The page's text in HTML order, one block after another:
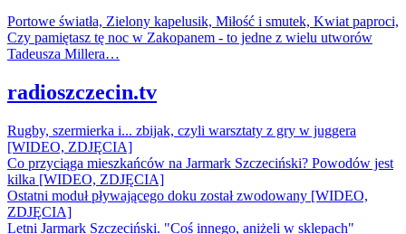
Portowe światła, Zielony kapelusik, Miłość i smutek, Kwiat paproci,
Czy pamiętasz tę noc w Zakopanem - to jedne z wielu utworów
Tadeusza Millera…
radioszczecin.tv
Rugby, szermierka i... zbijak, czyli warsztaty z gry w juggera
[WIDEO, ZDJĘCIA]
Co przyciąga mieszkańców na Jarmark Szczeciński? Powodów jest
kilka [WIDEO, ZDJĘCIA]
Ostatni moduł pływającego doku został zwodowany [WIDEO,
ZDJĘCIA]
Letni Jarmark Szczeciński. "Coś innego, aniżeli w sklepach"